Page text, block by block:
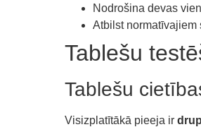
Nodrošina devas
Atbilst normatīvajiem
Tablešu
Tablešu
Visizplatītākā pieeja ir